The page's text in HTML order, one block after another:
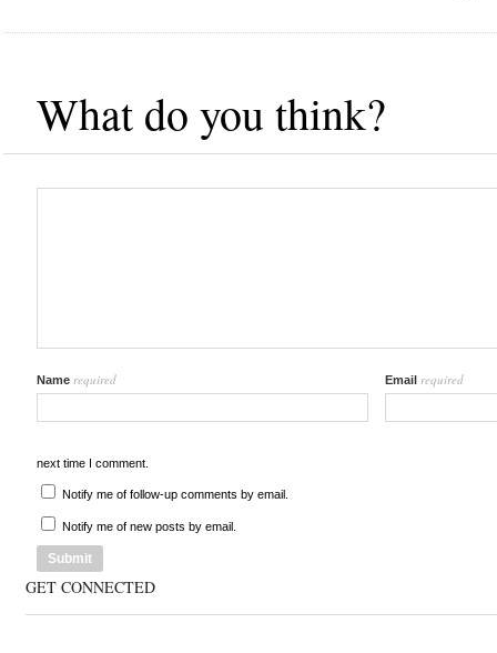
What do you think?
Name required Emailrequired
next time I comment.
Notify me of follow-up comments by email.
Notify me of new posts by email.
GET CONNECTED